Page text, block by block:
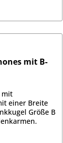
mit B-
mit
einer Breite
Größe B